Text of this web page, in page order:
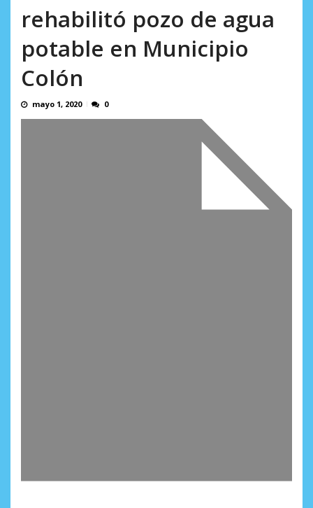
AGOSTO 6, 2026
rehabilitó pozo de agua
potable en Municipio
Colón
mayo 1, 2020 0